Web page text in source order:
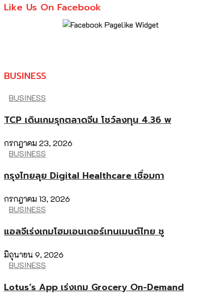
Like Us On Facebook
BUSINESS
BUSINESS
TCP เดินเกมรุกตลาดจีน โชว์ลงทุน 4.36 พ
กรกฎาคม 23, 2026
BUSINESS
กรุงไทยลุย Digital Healthcare เชื่อมกา
กรกฎาคม 13, 2026
BUSINESS
แอลจีเร่งเกมโฮมเอนเตอร์เทนเมนต์ไทย ชู
มิถุนายน 9, 2026
BUSINESS
Lotus’s App เร่งเกม Grocery On-Demand